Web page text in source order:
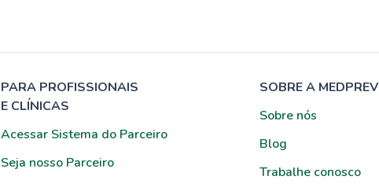
PARA PROFISSIONAIS
E CLÍNICAS
Acessar Sistema do Parceiro
Seja nosso Parceiro
SOBRE A MEDPREV
Sobre nós
Blog
Trabalhe conosco